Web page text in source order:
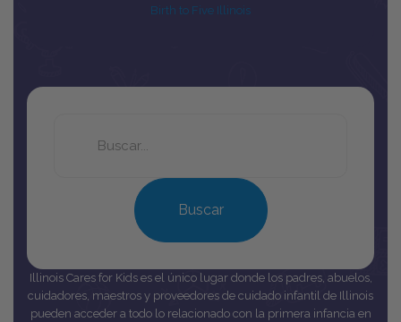
Birth to Five Illinois
Buscar
Illinois Cares for Kids es el único lugar donde los padres, abuelos,
cuidadores, maestros y proveedores de cuidado infantil de Illinois
pueden acceder a todo lo relacionado con la primera infancia en